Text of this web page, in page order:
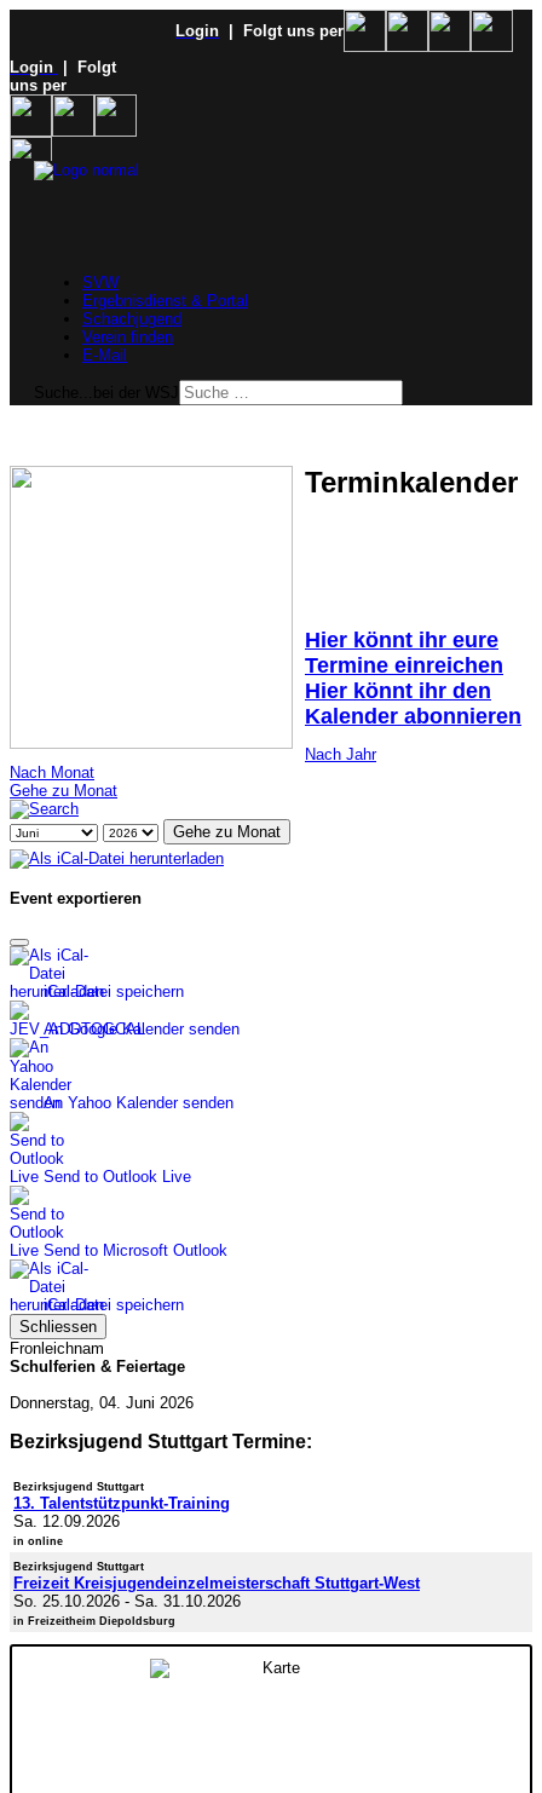
Login
| Folgt uns per
Login
| Folgt
uns per
SVW
Ergebnisdienst & Portal
Schachjugend
Verein finden
E-Mail
Terminkalender
Hier könnt ihr eure
Termine einreichen
Hier könnt ihr den
Kalender abonnieren
Nach Jahr
Nach Monat
Gehe zu Monat
Gehe zu Monat
Event exportieren
iCal-Datei speichern
An Google Kalender senden
An Yahoo Kalender senden
Send to Outlook Live
Send to Microsoft Outlook
iCal-Datei speichern
Schliessen
Fronleichnam
Schulferien & Feiertage
Donnerstag, 04. Juni 2026
Bezirksjugend Stuttgart Termine:
Bezirksjugend Stuttgart
13. Talentstützpunkt-Training
Sa. 12.09.2026
in online
Bezirksjugend Stuttgart
Freizeit Kreisjugendeinzelmeisterschaft Stuttgart-West
So. 25.10.2026 - Sa. 31.10.2026
in Freizeitheim Diepoldsburg